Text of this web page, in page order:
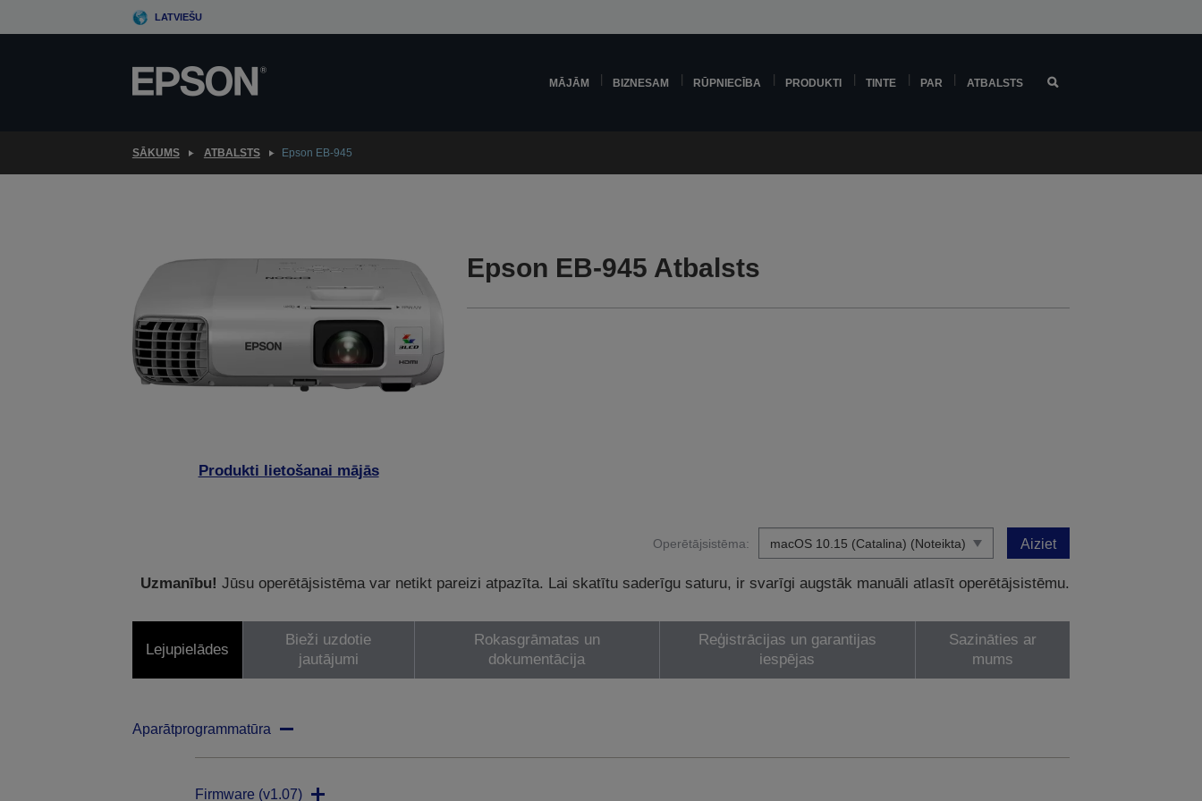
to
LATVIEŠU
MĀJĀM BIZNESAM RŪPNIECĪBA PRODUKTI TINTE PAR ATBALSTS
SĀKUMS ATBALSTS Epson EB-945
Produkti lietošanai mājās
Epson EB-945 Atbalsts
Operētājsistēma: Aiziet
Uzmanību! Jūsu operētājsistēma var netikt pareizi atpazīta. Lai skatītu saderīgu saturu, ir svarīgi augstāk manuāli atlasīt operētājsistēmu.
Lejupielādes
Bieži uzdotie
jautājumi
Rokasgrāmatas un
dokumentācija
Reģistrācijas un garantijas
iespējas
Sazināties ar
mums
Aparātprogrammatūra
Firmware (v1.07)